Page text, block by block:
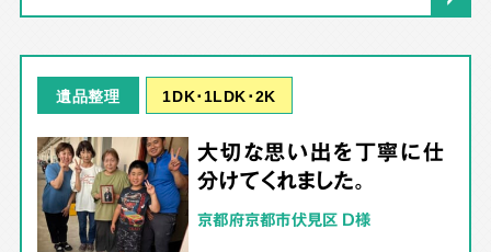
遺品整理 1DK･1LDK･2K
大切な思い出を丁寧に仕
分けてくれました。
京都府京都市伏見区 D様